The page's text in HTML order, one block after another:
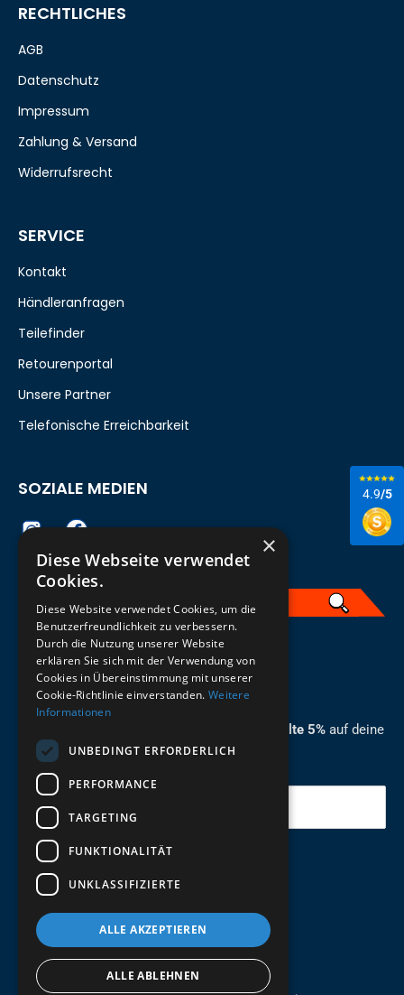
4.9/5
ZUM NEWSLETTER ANMELDEN
Melde dich jetzt zum Newsletter an und erhalte 5% auf deine
erste Bestellung.
Deine Email
Abschicken
RECHTLICHES
AGB
Datenschutz
Impressum
Zahlung & Versand
Widerrufsrecht
SERVICE
Kontakt
Händleranfragen
Teilefinder
Retourenportal
Unsere Partner
Telefonische Erreichbarkeit
SOZIALE MEDIEN
German
×
Diese Webseite verwendet
Cookies.
Diese Website verwendet Cookies, um die
Benutzerfreundlichkeit zu verbessern.
Durch die Nutzung unserer Website
erklären Sie sich mit der Verwendung von
Cookies in Übereinstimmung mit unserer
Cookie-Richtlinie einverstanden. Weitere
Informationen
UNBEDINGT ERFORDERLICH
PERFORMANCE
TARGETING
FUNKTIONALITÄT
UNKLASSIFIZIERTE
ALLE AKZEPTIEREN
ALLE ABLEHNEN